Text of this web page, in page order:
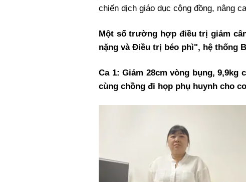
chiến dịch giáo dục cộng đồng, nâng
Một số trường hợp điều trị giảm
nặng và Điều trị béo phì", hệ thống
Ca 1: Giảm 28cm vòng bụng, 9,9kg
cùng chồng đi họp phụ huynh cho